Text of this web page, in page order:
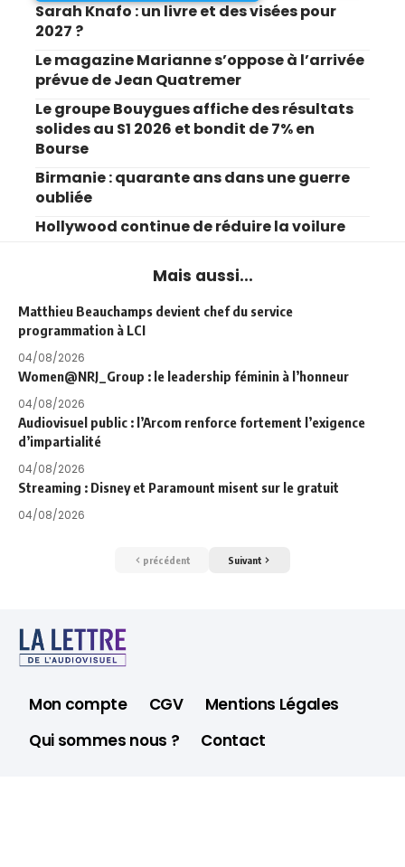
Sarah Knafo : un livre et des visées pour
2027 ?
Le magazine Marianne s’oppose à l’arrivée
prévue de Jean Quatremer
Le groupe Bouygues affiche des résultats
solides au S1 2026 et bondit de 7% en
Bourse
Birmanie : quarante ans dans une guerre
oubliée
Hollywood continue de réduire la voilure
Mais aussi...
Matthieu Beauchamps devient chef du service
programmation à LCI
04/08/2026
Women@NRJ_Group : le leadership féminin à l’honneur
04/08/2026
Audiovisuel public : l’Arcom renforce fortement l’exigence
d’impartialité
04/08/2026
Streaming : Disney et Paramount misent sur le gratuit
04/08/2026
précédent Suivant
Mon compte CGV
Mentions Légales
Qui sommes nous ?
Contact